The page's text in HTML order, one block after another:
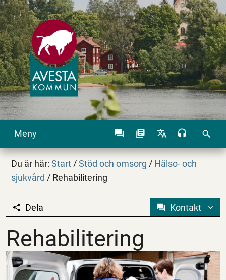
Meny search
Du är här:Start / Stöd och omsorg / Hälso- och
sjukvård / Rehabilitering
Rehabilitering
Dela Kontakt
Rehabilitering